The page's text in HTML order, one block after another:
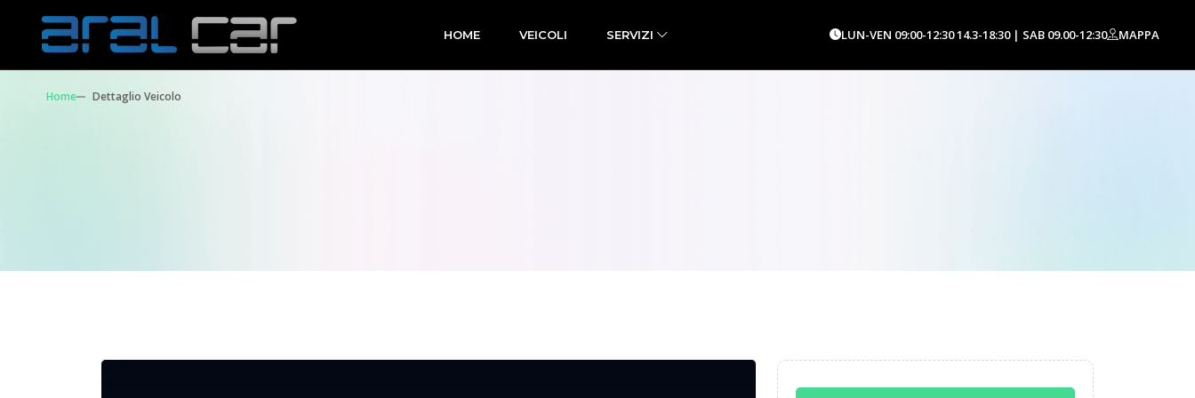
HOME VEICOLI SERVIZI LUN-VEN 09:00-12:30 14.3-18:30 | SAB 09.00-12:30 MAPPA
Home Dettaglio Veicolo